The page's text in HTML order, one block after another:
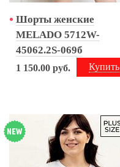
Шорты женские
MELADO 5712W-
45062.2S-069б
Купить
1 150.00 руб.